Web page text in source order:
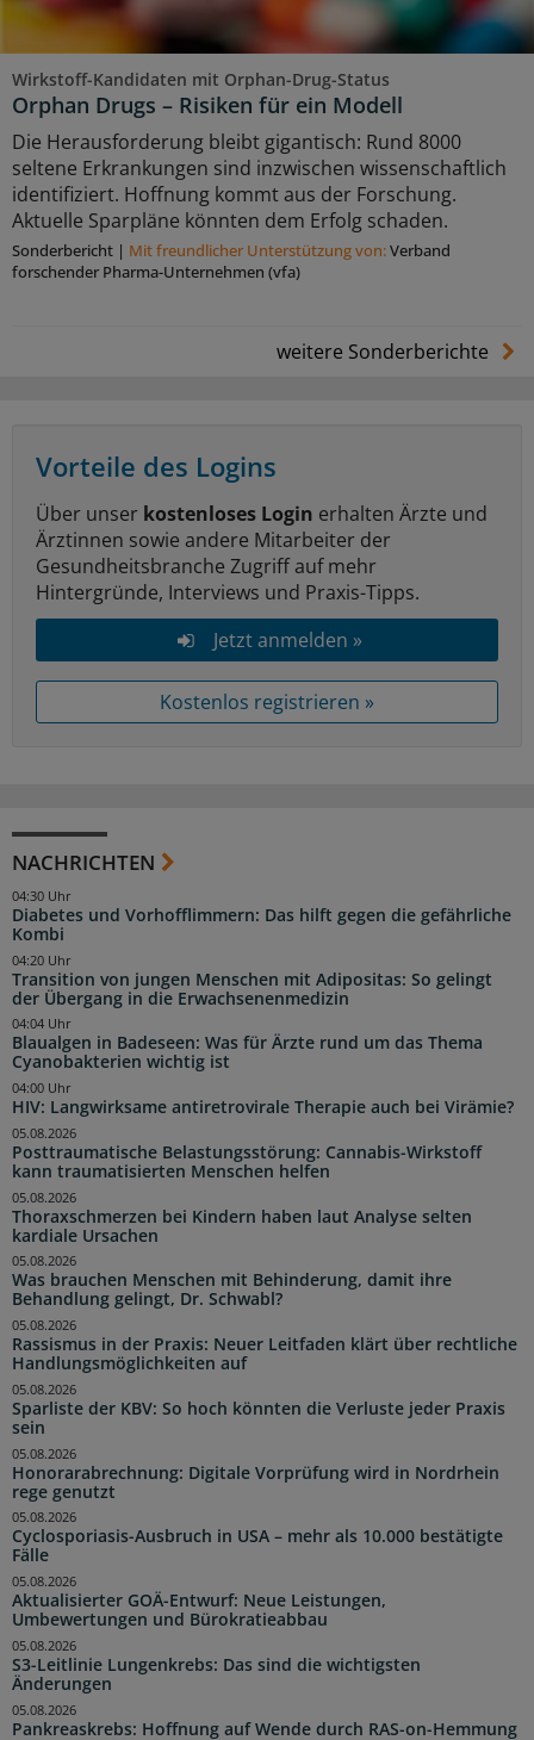
Wirkstoff-Kandidaten mit Orphan-Drug-Status
Orphan Drugs – Risiken für ein Modell
Die Herausforderung bleibt gigantisch: Rund 8000
seltene Erkrankungen sind inzwischen wissenschaftlich
identifiziert. Hoffnung kommt aus der Forschung.
Aktuelle Sparpläne könnten dem Erfolg schaden.
Sonderbericht | Mit freundlicher Unterstützung von:Verband
forschender Pharma-Unternehmen (vfa)
weitere Sonderberichte
Vorteile des Logins
Über unser kostenloses Login erhalten Ärzte und
Ärztinnen sowie andere Mitarbeiter der
Gesundheitsbranche Zugriff auf mehr
Hintergründe, Interviews und Praxis-Tipps.
Jetzt anmelden »
Kostenlos registrieren »
NACHRICHTEN
Diabetes und Vorhofflimmern: Das hilft gegen die gefährliche
Kombi
04:30 Uhr
Transition von jungen Menschen mit Adipositas: So gelingt
der Übergang in die Erwachsenenmedizin
04:20 Uhr
Blaualgen in Badeseen: Was für Ärzte rund um das Thema
Cyanobakterien wichtig ist
04:04 Uhr
HIV: Langwirksame antiretrovirale Therapie auch bei Virämie?
04:00 Uhr
Posttraumatische Belastungsstörung: Cannabis-Wirkstoff
kann traumatisierten Menschen helfen
05.08.2026
Thoraxschmerzen bei Kindern haben laut Analyse selten
kardiale Ursachen
05.08.2026
Was brauchen Menschen mit Behinderung, damit ihre
Behandlung gelingt, Dr. Schwabl?
05.08.2026
Rassismus in der Praxis: Neuer Leitfaden klärt über rechtliche
Handlungsmöglichkeiten auf
05.08.2026
Sparliste der KBV: So hoch könnten die Verluste jeder Praxis
sein
05.08.2026
Honorarabrechnung: Digitale Vorprüfung wird in Nordrhein
rege genutzt
05.08.2026
Cyclosporiasis-Ausbruch in USA – mehr als 10.000 bestätigte
Fälle
05.08.2026
Aktualisierter GOÄ-Entwurf: Neue Leistungen,
Umbewertungen und Bürokratieabbau
05.08.2026
S3-Leitlinie Lungenkrebs: Das sind die wichtigsten
Änderungen
05.08.2026
Pankreaskrebs: Hoffnung auf Wende durch RAS-on-Hemmung
05.08.2026